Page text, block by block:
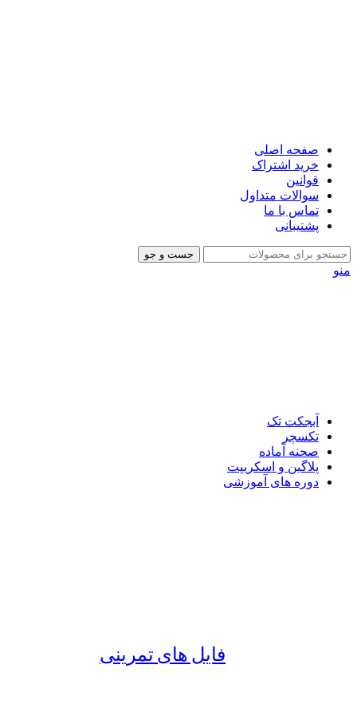
صفحه اصلی
خرید اشتراک
قوانین
سوالات متداول
تماس با ما
پشتیبانی
جست و جو
منو
آبجکت تک
تکسچر
صحنه آماده
پلاگین و اسکریپت
دوره های آموزشی
فایل های تمرینی